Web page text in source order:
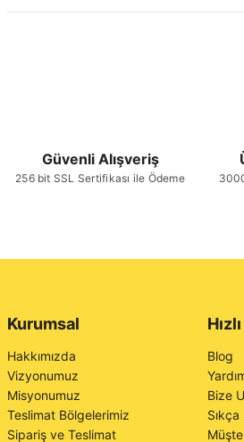
Güvenli Alışveriş
256 bit SSL Sertifikası ile Ödeme
Kurumsal
Hakkımızda
Vizyonumuz
Misyonumuz
Teslimat Bölgelerimiz
Sipariş ve Teslimat
Blog
Bize